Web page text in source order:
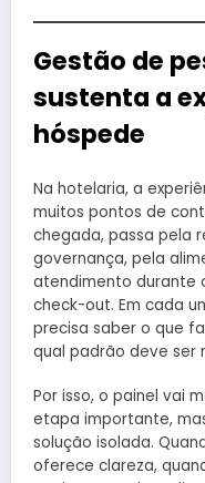
Gestão de
sustenta a
hóspede
Na hotelaria, a
muitos pontos de
chegada, passa pela
governança, pela
atendimento durante
check-out. Em cada
precisa saber o que
qual padrão deve ser
Por isso, o painel vai
etapa importante,
solução isolada.
oferece clareza,